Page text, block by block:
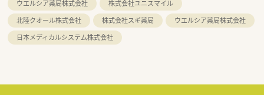
ウエルシア薬局株式会社
株式会社ユニスマイル
北陸クオール株式会社
株式会社スギ薬局
ウエルシア薬局株式会社
日本メディカルシステム株式会社